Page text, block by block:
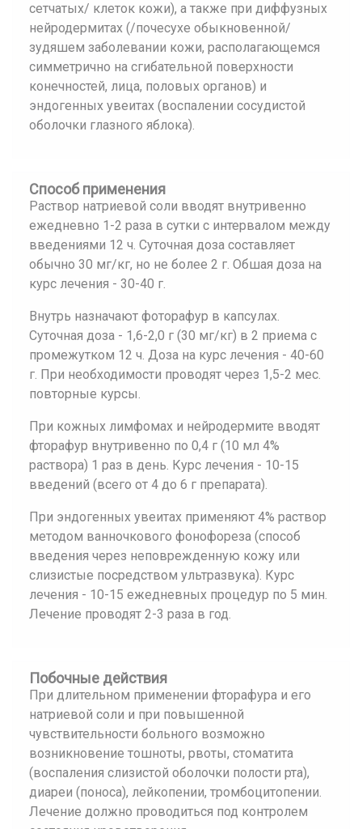
сетчатых/ клеток кожи), а также при диффузных
нейродермитах (/почесухе обыкновенной/
зудяшем заболевании кожи, располагающемся
симметрично на сгибательной поверхности
конечностей, лица, половых органов) и
эндогенных увеитах (воспалении сосудистой
оболочки глазного яблока).
Способ применения
Раствор натриевой соли вводят внутривенно
ежедневно 1-2 раза в сутки с интервалом между
введениями 12 ч. Суточная доза составляет
обычно 30 мг/кг, но не более 2 г. Обшая доза на
курс лечения - 30-40 г.
Внутрь назначают фоторафур в капсулах.
Суточная доза - 1,6-2,0 г (30 мг/кг) в 2 приема с
промежутком 12 ч. Доза на курс лечения - 40-60
г. При необходимости проводят через 1,5-2 мес.
повторные курсы.
При кожных лимфомах и нейродермите вводят
фторафур внутривенно по 0,4 г (10 мл 4%
раствора) 1 раз в день. Курс лечения - 10-15
введений (всего от 4 до 6 г препарата).
При эндогенных увеитах применяют 4% раствор
методом ванночкового фонофореза (способ
введения через неповрежденную кожу или
слизистые посредством ультразвука). Курс
лечения - 10-15 ежедневных процедур по 5 мин.
Лечение проводят 2-3 раза в год.
Побочные действия
При длительном применении фторафура и его
натриевой соли и при повышенной
чувствительности больного возможно
возникновение тошноты, рвоты, стоматита
(воспаления слизистой оболочки полости рта),
диареи (поноса), лейкопении, тромбоцитопении.
Лечение должно проводиться под контролем